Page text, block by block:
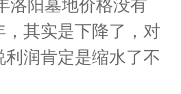
洛阳墓地价格没有
其实是下降了，对
润肯定是缩水了不